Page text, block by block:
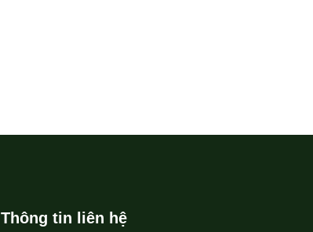
Thông tin liên hệ